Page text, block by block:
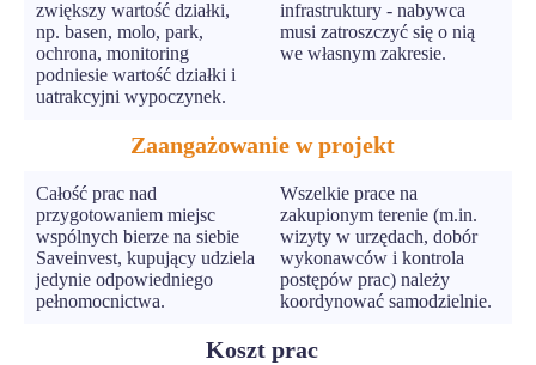
zwiększy wartość działki,
np. basen, molo, park,
ochrona, monitoring
podniesie wartość działki i
uatrakcyjni wypoczynek.
infrastruktury - nabywca
musi zatroszczyć się o nią
we własnym zakresie.
Zaangażowanie w projekt
Całość prac nad
przygotowaniem miejsc
wspólnych bierze na siebie
Saveinvest, kupujący udziela
jedynie odpowiedniego
pełnomocnictwa.
Wszelkie prace na
zakupionym terenie (m.in.
wizyty w urzędach, dobór
wykonawców i kontrola
postępów prac) należy
koordynować samodzielnie.
Koszt prac